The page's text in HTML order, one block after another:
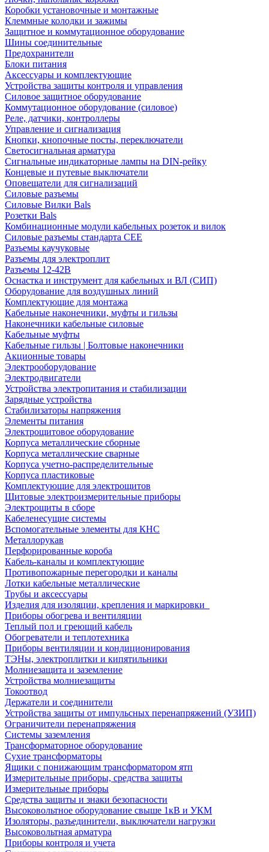
Коробки установочные и монтажные
Клеммные колодки и зажимы
Защитное и коммутационное оборудование
Шины соединительные
Предохранители
Блоки питания
Аксессуары и комплектующие
Устройства защиты контроля и управления
Силовое защитное оборудование
Коммутационное оборудование (силовое)
Реле, датчики, контроллеры
Управление и сигнализация
Кнопки, кнопочные посты, переключатели
Светосигнальная арматура
Сигнальные индикаторные лампы на DIN-рейку
Концевые и путевые выключатели
Оповещатели для сигнализаций
Силовые разъемы
Силовые Вилки Bals
Розетки Bals
Комбинационные модули кабельных розеток и вилок
Силовые разъемы стандарта CEE
Разъемы каучуковые
Разъемы для электроплит
Разъемы 12-42В
Оснастка и инструмент для кабельных и ВЛ (СИП)
Оборудование для воздушных линий
Комплектующие для монтажа
Кабельные наконечники, муфты и гильзы
Наконечники кабельные силовые
Кабельные муфты
Кабельные гильзы | Болтовые наконечники
Акционные товары
Электрооборудование
Электродвигатели
Устройства электропитания и стабилизации
Зарядные устройства
Стабилизаторы напряжения
Элементы питания
Электрощитовое оборудование
Корпуса металлические сборные
Корпуса металлические сварные
Корпуса учетно-распределительные
Корпуса пластиковые
Комплектующие для электрощитов
Щитовые электроизмерительные приборы
Электрощиты в сборе
Кабеленесущие системы
Вспомогательные элементы для КНС
Металлорукав
Перфорированные короба
Кабель-каналы и комплектующие
Противопожарные перегородки и каналы
Лотки кабельные металлические
Трубы и аксессуары
Изделия для изоляции, крепления и маркировки
Приборы обогрева и вентиляции
Теплый пол и греющий кабель
Обогреватели и теплотехника
Приборы вентиляции и кондиционирования
ТЭНы, электроплитки и кипятильники
Молниезащита и заземление
Устройства молниезащиты
Токоотвод
Держатели и соединители
Устройства защиты от импульсных перенапряжений (УЗИП)
Ограничители перенапряжения
Системы заземления
Трансформаторное оборудование
Сухие трансформаторы
Ящики с понижающим трансформатором ятп
Измерительные приборы, средства защиты
Измерительные приборы
Средства защиты и знаки безопасности
Высоковольтное оборудование свыше 1кВ и УКМ
Изоляторы, разъединители, выключатели нагрузки
Высоковольтная арматура
Приборы контроля и учета